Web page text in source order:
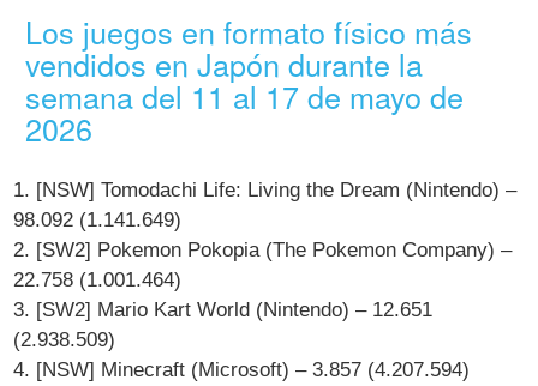
Los juegos en formato físico más
vendidos en Japón durante la
semana del 11 al 17 de mayo de
2026
1. [NSW] Tomodachi Life: Living the Dream (Nintendo) –
98.092 (1.141.649)
2. [SW2] Pokemon Pokopia (The Pokemon Company) –
22.758 (1.001.464)
3. [SW2] Mario Kart World (Nintendo) – 12.651
(2.938.509)
4. [NSW] Minecraft (Microsoft) – 3.857 (4.207.594)